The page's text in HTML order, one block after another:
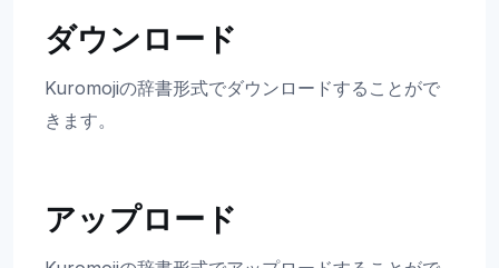
ダウンロード
Kuromojiの辞書形式でダウンロードすることがで
きます。
アップロード